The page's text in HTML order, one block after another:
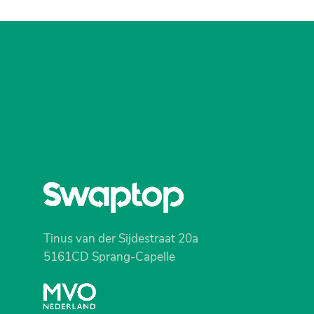
Tinus van der Sijdestraat 20a
5161CD Sprang-Capelle